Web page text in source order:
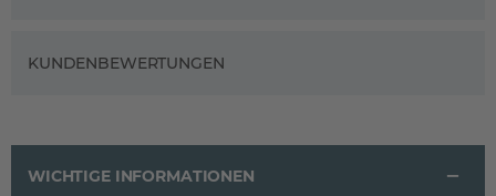
KUNDENBEWERTUNGEN
WICHTIGE INFORMATIONEN